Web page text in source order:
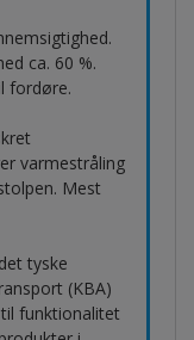
ca. 60 %.
fordøre.
varmestråling
Mest
tyske
(KBA)
funktionalitet